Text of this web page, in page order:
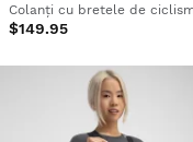
$149.95